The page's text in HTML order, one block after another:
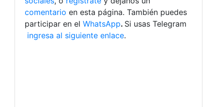
comentario en esta página. También puedes
participar en el WhatsApp. Si usas Telegram
ingresa al siguiente enlace.